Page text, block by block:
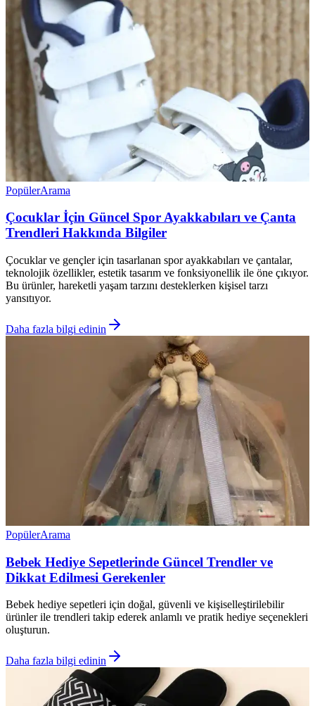
PopülerArama
Çocuklar İçin Güncel Spor Ayakkabıları ve Çanta
Trendleri Hakkında Bilgiler
Çocuklar ve gençler için tasarlanan spor ayakkabıları ve çantalar,
teknolojik özellikler, estetik tasarım ve fonksiyonellik ile öne çıkıyor.
Bu ürünler, hareketli yaşam tarzını desteklerken kişisel tarzı
yansıtıyor.
Daha fazla bilgi edinin
PopülerArama
Bebek Hediye Sepetlerinde Güncel Trendler ve
Dikkat Edilmesi Gerekenler
Bebek hediye sepetleri için doğal, güvenli ve kişiselleştirilebilir
ürünler ile trendleri takip ederek anlamlı ve pratik hediye seçenekleri
oluşturun.
Daha fazla bilgi edinin